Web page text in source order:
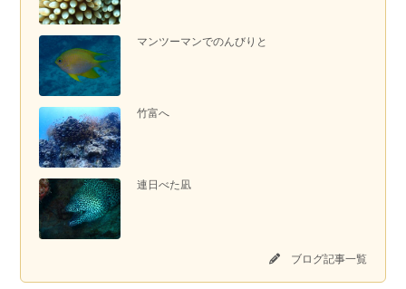
マンツーマンでのんびりと
竹富へ
連日べた凪
ブログ記事一覧